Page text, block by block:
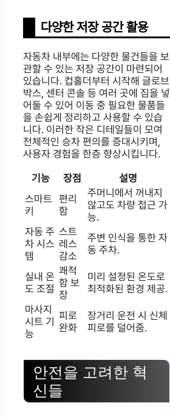
다양한 저장 공간 활용
자동차 내부에는 다양한 물건들을 보
관할 수 있는 저장 공간이 마련되어
있습니다. 컵홀더부터 시작해 글로브
박스, 센터 콘솔 등 여러 곳에 짐을 넣
어둘 수 있어 이동 중 필요한 물품들
을 손쉽게 정리하고 사용할 수 있습
니다. 이러한 작은 디테일들이 모여
전체적인 승차 편의를 증대시키며,
사용자 경험을 한층 향상시킵니다.
기능
장점
설명
스마트
키
편리
함
주머니에서 꺼내지
않고도 차량 접근 가
능.
자동 주
차 시스
템
스트
레스
감소
주변 인식을 통한 자
동 주차.
실내 온
도 조절
쾌적
함 보
장
미리 설정된 온도로
최적화된 환경 제공.
마사지
시트 기
능
피로
완화
장거리 운전 시 신체
피로를 덜어줌.
안전을 고려한 혁
신들